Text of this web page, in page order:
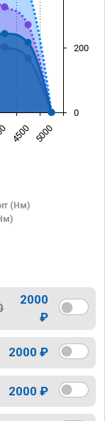
(Нм)
4500 5000
0
200
2000
₽
2000 ₽
2000 ₽